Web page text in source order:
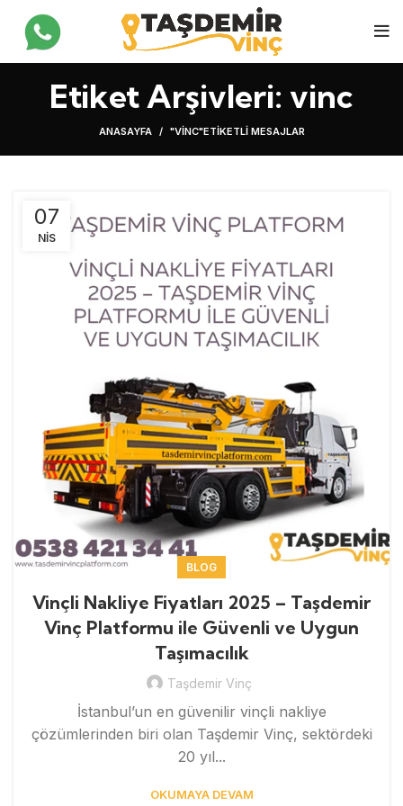
Etiket Arşivleri: vinc
ANASAYFA "VINC"ETIKETLI MESAJLAR
07
NIS
BLOG
Vinçli Nakliye Fiyatları 2025 – Taşdemir
Vinç Platformu ile Güvenli ve Uygun
Taşımacılık
Taşdemir Vinç
İstanbul’un en güvenilir vinçli nakliye
çözümlerinden biri olan Taşdemir Vinç, sektördeki
20 yıl...
OKUMAYA DEVAM